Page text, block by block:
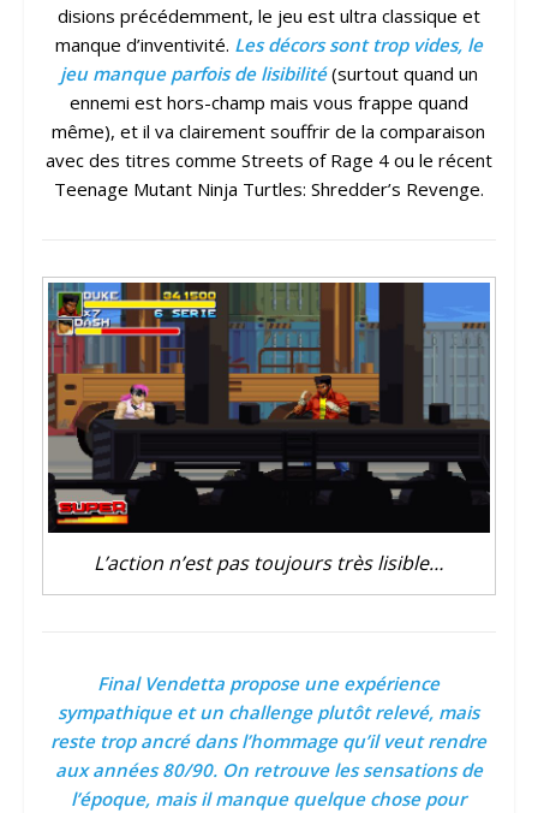
disions précédemment, le jeu est ultra classique et
manque d’inventivité. Les décors sont trop vides, le
jeu manque parfois de lisibilité(surtout quand un
ennemi est hors-champ mais vous frappe quand
même), et il va clairement souffrir de la comparaison
avec des titres comme Streets of Rage 4 ou le récent
Teenage Mutant Ninja Turtles: Shredder’s Revenge.
L’action n’est pas toujours très lisible…
Final Vendetta propose une expérience
sympathique et un challenge plutôt relevé, mais
reste trop ancré dans l’hommage qu’il veut rendre
aux années 80/90. On retrouve les sensations de
l’époque, mais il manque quelque chose pour